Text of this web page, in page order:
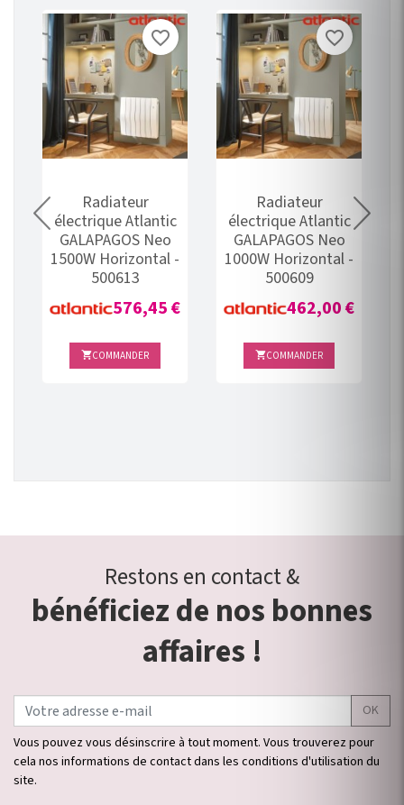
Radiateur
électrique Atlantic
GALAPAGOS Neo
1500W Horizontal -
500613
Prix
576,45 €
COMMANDER
favorite_border
Radiateur
électrique Atlantic
GALAPAGOS Neo
1000W Horizontal -
500609
Prix
462,00 €
COMMANDER
favorite_border
Restons en contact &
bénéficiez de nos bonnes
affaires !
OK
Vous pouvez vous désinscrire à tout moment. Vous trouverez pour
cela nos informations de contact dans les conditions d'utilisation du
site.